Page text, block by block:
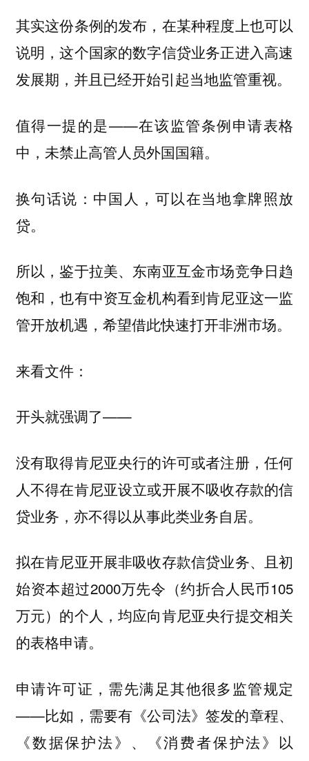
其实这份条例的发布，在某种程度上也可以
说明，这个国家的数字信贷业务正进入高速
发展期，并且已经开始引起当地监管重视。
值得一提的是——在该监管条例申请表格
中，未禁止高管人员外国国籍。
换句话说：中国人，可以在当地拿牌照放
贷。
所以，鉴于拉美、东南亚互金市场竞争日趋
饱和，也有中资互金机构看到肯尼亚这一监
管开放机遇，希望借此快速打开非洲市场。
来看文件：
开头就强调了——
没有取得肯尼亚央行的许可或者注册，任何
人不得在肯尼亚设立或开展不吸收存款的信
贷业务，亦不得以从事此类业务自居。
拟在肯尼亚开展非吸收存款信贷业务、且初
始资本超过2000万先令（约折合人民币105
万元）的个人，均应向肯尼亚央行提交相关
的表格申请。
申请许可证，需先满足其他很多监管规定
——比如，需要有《公司法》签发的章程、
《数据保护法》、《消费者保护法》以